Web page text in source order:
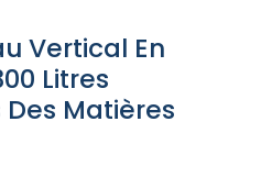
Vertical En
Litres
Matières